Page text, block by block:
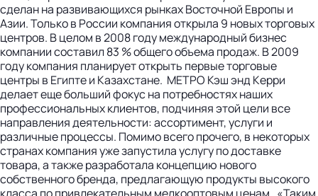
сделан на развивающихся рынках Восточной Европы и
Азии. Только в России компания открыла 9 новых торговых
центров. В целом в 2008 году международный бизнес
компании составил 83 % общего объема продаж. В 2009
году компания планирует открыть первые торговые
центры в Египте и Казахстане. МЕТРО Кэш энд Керри
делает еще больший фокус на потребностях наших
профессиональных клиентов, подчиняя этой цели все
направления деятельности: ассортимент, услуги и
различные процессы. Помимо всего прочего, в некоторых
странах компания уже запустила услугу по доставке
товара, а также разработала концепцию нового
собственного бренда, предлагающую продукты высокого
класса по привлекательным мелкооптовым ценам. «Таким